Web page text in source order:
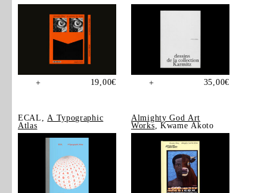
+ 19,00€ + 35,00€
ECAL, A Typographic
Atlas
Almighty God Art
Works , Kwame Akoto